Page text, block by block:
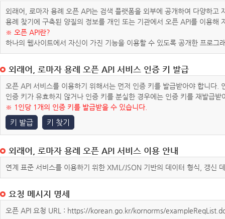
외래어, 로마자 용례 오픈 API는 검색 플랫폼을 외부에 공개하여 다양하
용례 찾기에 구축된 양질의 정보를 개인 또는 기관에서 오픈 API를 이용해
※ 오픈 API란?
하나의 웹사이트에서 자신이 가진 기능을 이용할 수 있도록 공개한 프로그
외래어, 로마자 용례 오픈 API 서비스 인증 키 발급
오픈 API 서비스를 이용하기 위해서는 먼저 인증 키를 발급받아야 합니다
인증 키가 유효하지 않거나 인증 키를 분실한 경우에는 인증 키를 재발급받
※ 1인당 1개의 인증 키를 발급받을 수 있습니다.
키 발급 키 찾기
외래어, 로마자 용례 오픈 API 서비스 이용 안내
연계 표준 서비스를 이용하기 위한 XML/JSON 기반의 데이터 형식, 갱신
요청 메시지 명세
오픈 API 요청 URL : https://korean.go.kr/kornorms/